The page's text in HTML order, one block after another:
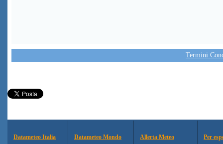
Termini
Datameteo Italia Datameteo Mondo Allerta Meteo Per